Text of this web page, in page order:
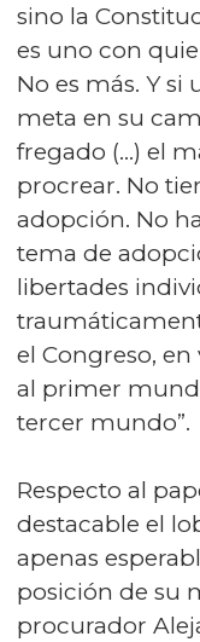
sino la
es uno con
No es más. Y si
meta en su
fregado (...) el
procrear. No
adopción. No
tema de
libertades
el Congreso,
al primer
tercer mundo”.
Respecto al
destacable el
apenas
posición de su
procurador